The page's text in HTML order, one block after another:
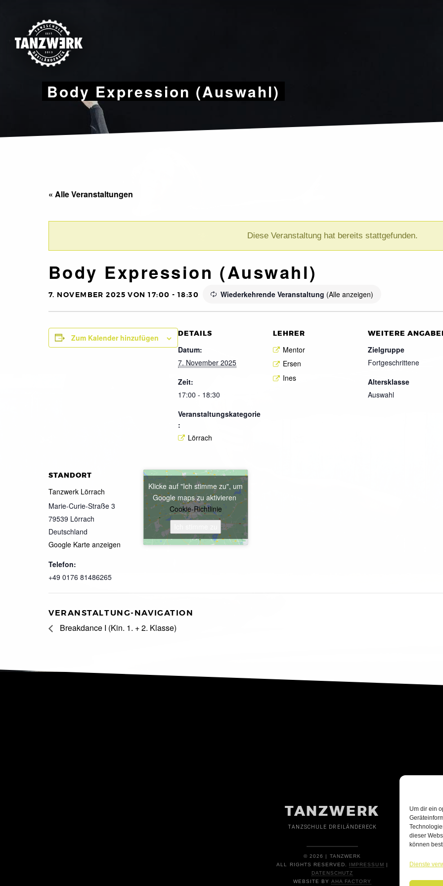
Um dir ein
dieser
können
Dienste
content
Body Expression (Auswahl)
« Alle Veranstaltungen
Diese Veranstaltung hat bereits stattgefunden.
Body Expression (Auswahl)
7. NOVEMBER 2025 VON 17:00 - 18:30 Wiederkehrende Veranstaltung (Alle anzeigen)
Zum Kalender hinzufügen DETAILS
Datum:
7. November 2025
Zeit:
17:00 - 18:30
Veranstaltungskategorie
:
Lörrach
LEHRER
Mentor
Ersen
Ines
WEITERE
Zielgruppe
Fortgeschrittene
Altersklasse
Auswahl
STANDORT
Tanzwerk Lörrach
Marie-Curie-Straße 3
79539 Lörrach
Deutschland
Google Karte anzeigen
Telefon:
+49 0176 81486265
Klicke auf "Ich stimme zu", um
Google maps zu aktivieren
Cookie-Richtlinie
VERANSTALTUNG-NAVIGATION
Breakdance I (Kin. 1. + 2. Klasse)
TANZWERK
TANZSCHULE DREILÄNDERECK
© 2026 | TANZWERK
ALL RIGHTS RESERVED. IMPRESSUM |
DATENSCHUTZ
WEBSITE BY AHA FACTORY